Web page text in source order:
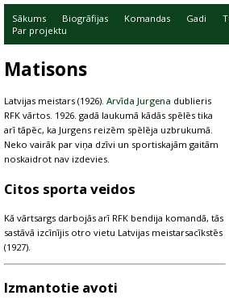
Sākums Biogrāfijas Komandas Gadi
Par projektu
Matisons
Latvijas meistars (1926). Arvīda Jurgena dublieris
RFK vārtos. 1926. gadā laukumā kādās spēlēs tika
arī tāpēc, ka Jurgens reizēm spēlēja uzbrukumā.
Neko vairāk par viņa dzīvi un sportiskajām gaitām
noskaidrot nav izdevies.
Citos sporta veidos
Kā vārtsargs darbojās arī RFK bendija komandā, tās
sastāvā izcīnījis otro vietu Latvijas meistarsacīkstēs
(1927).
Izmantotie avoti